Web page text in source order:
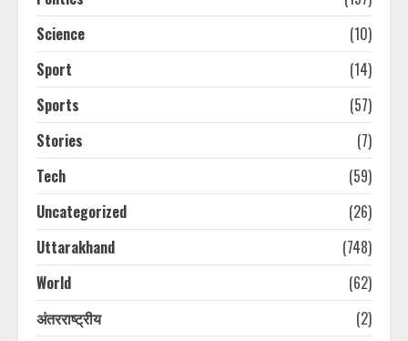
Science
(10)
Sport
(14)
Sports
(57)
Stories
(7)
Tech
(59)
Uncategorized
(26)
Uttarakhand
(748)
World
(62)
अंतरराष्ट्रीय
(2)